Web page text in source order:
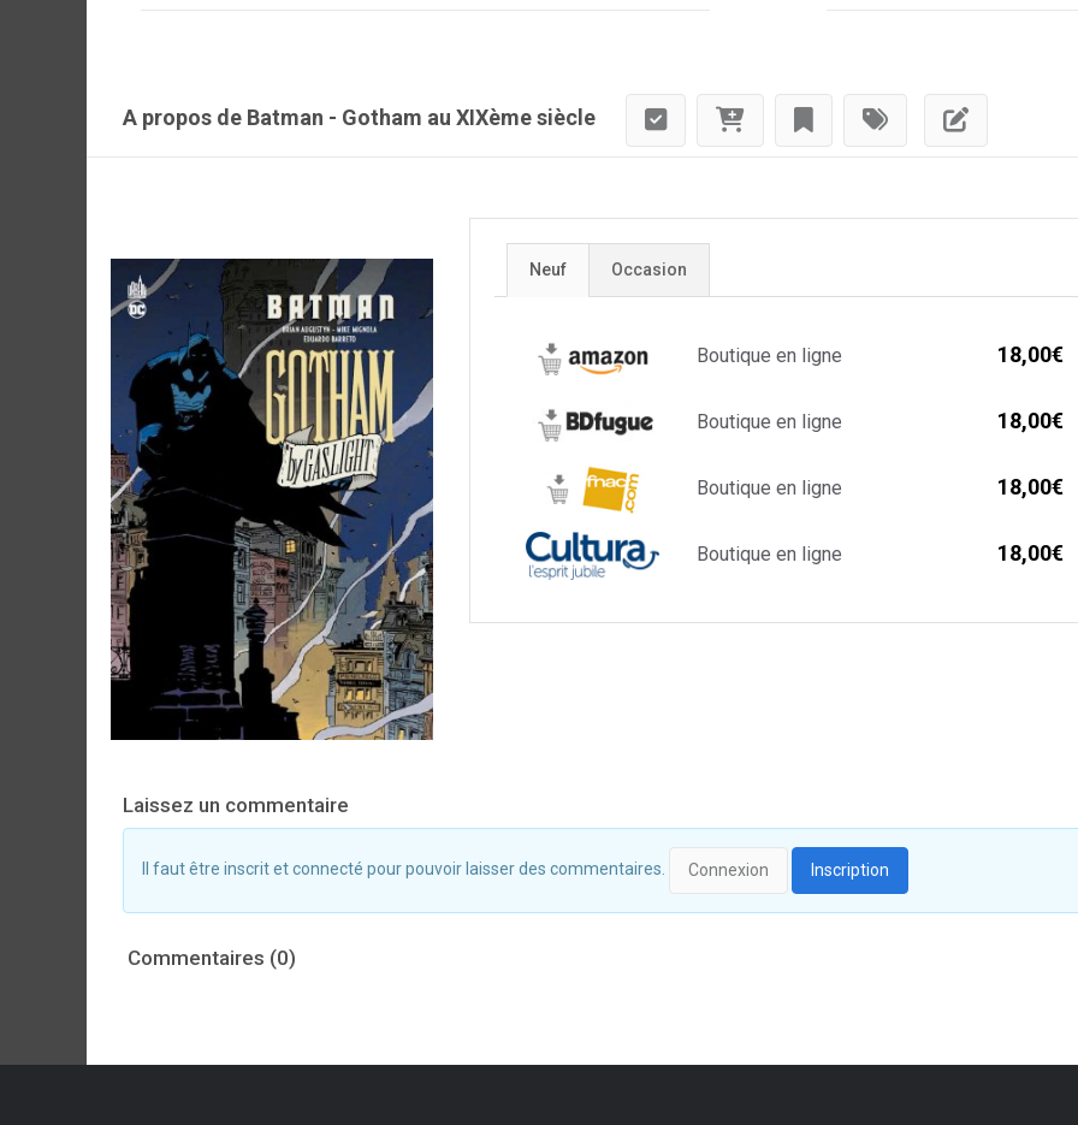
A propos de Batman - Gotham au XIXème siècle
Neuf Occasion
Boutique en ligne 18,00€
Boutique en ligne 18,00€
Boutique en ligne 18,00€
Boutique en ligne 18,00€
Laissez un commentaire
Il faut être inscrit et connecté pour pouvoir laisser des commentaires. Connexion Inscription
Commentaires (0)